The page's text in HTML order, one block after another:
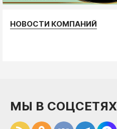
НОВОСТИ КОМПАНИЙ
МЫ В СОЦСЕТЯХ